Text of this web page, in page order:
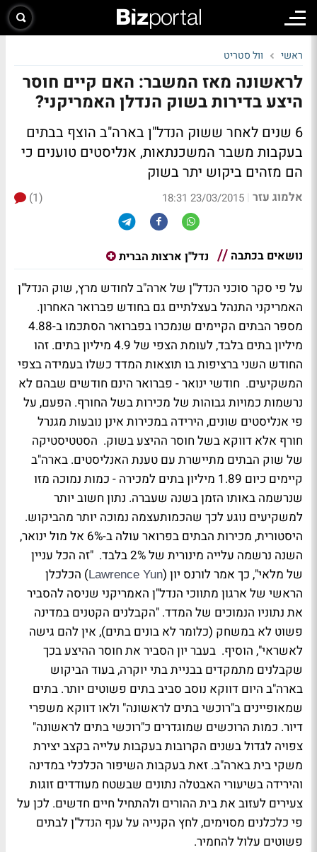
ראשי וול סטריט
לראשונה מאז המשבר: האם קיים חוסר
היצע בדירות בשוק הנדלן האמריקני?
6 שנים לאחר ששוק הנדל"ן בארה"ב הוצף בבתים
בעקבות משבר המשכנתאות, אנליסטים טוענים כי
הם מזהים ביקוש יתר בשוק
אלמוג עזר |
23/03/2015 18:31
(1)
נושאים בכתבה נדל"ן ארצות הברית
על פי סקר סוכני הנדל"ן של ארה"ב לחודש מרץ, שוק הנדל"ן
האמריקני התנהל בעצלתיים גם בחודש פברואר האחרון.
מספר הבתים הקיימים שנמכרו בפברואר הסתכמו ב-4.88
מיליון בתים בלבד, לעומת הצפי של 4.9 מיליון בתים. זהו
החודש השני ברציפות בו תוצאות המדד כשלו בעמידה בצפי
המשקיעים. חודשי ינואר - פברואר הינם חודשים שבהם לא
נרשמות כמויות גבוהות של מכירות בשל החורף. הפעם, על
פי אנליסטים שונים, הירידה במכירות אינן נובעות מגנרל
חורף אלא דווקא בשל חוסר ההיצע בשוק. הסטטיסטיקה
של שוק הבתים מתיישרת עם טענת האנליסטים. בארה"ב
קיימים כיום 1.89 מיליון בתים למכירה - כמות נמוכה מזו
שנרשמה באותו הזמן בשנה שעברה. נתון חשוב יותר
למשקיעים נוגע לכך שהכמותעצמה נמוכה יותר מהביקוש.
היסטורית, מכירות הבתים בפרואר עולה ב-6% אל מול ינואר,
השנה נרשמה עלייה מינורית של 2% בלבד. "זה הכל עניין
של מלאי", כך אמר לורנס יון (Lawrence Yun) הכלכלן
הראשי של ארגון מתווכי הנדל"ן האמריקני שניסה להסביר
את נתוניו הנמוכים של המדד. "הקבלנים הקטנים במדינה
פשוט לא במשחק (כלומר לא בונים בתים), אין להם גישה
לאשראי", הוסיף. בעבר יון הסביר את חוסר ההיצע בכך
שקבלנים מתמקדים בבניית בתי יוקרה, בעוד הביקוש
בארה"ב היום דווקא נוסב סביב בתים פשוטים יותר. בתים
שמאופיינים ב"רוכשי בתים לראשונה" ולאו דווקא משפרי
דיור. כמות הרוכשים שמוגדרים כ"רוכשי בתים לראשונה"
צפויה לגדול בשנים הקרובות בעקבות עלייה בקצב יצירת
משקי בית בארה"ב. זאת בעקבות השיפור הכלכלי במדינה
והירידה בשיעורי האבטלה נתונים שבשטח מעודדים זוגות
צעירים לעזוב את בית ההורים ולהתחיל חיים חדשים. לכן על
פי כלכלנים מסוימים, לחץ הקנייה על ענף הנדל"ן לבתים
פשוטים עלול להחמיר.